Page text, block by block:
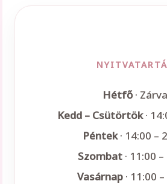
Hétfő· Zárva
Kedd – Csütörtök·
Péntek· 14:00 –
Szombat· 11:00
Vasárnap· 11:00